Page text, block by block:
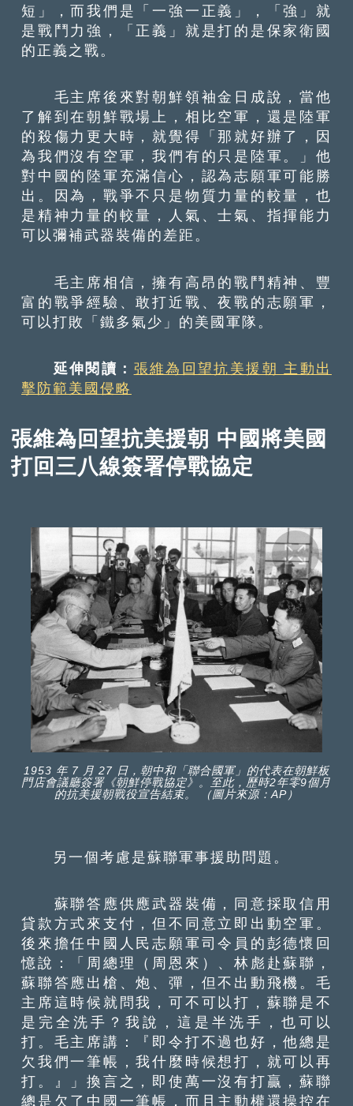
短」，而我們是「一強一正義」，「強」就
是戰鬥力強，「正義」就是打的是保家衛國
的正義之戰。
毛主席後來對朝鮮領袖金日成說，當他
了解到在朝鮮戰場上，相比空軍，還是陸軍
的殺傷力更大時，就覺得「那就好辦了，因
為我們沒有空軍，我們有的只是陸軍。」他
對中國的陸軍充滿信心，認為志願軍可能勝
出。因為，戰爭不只是物質力量的較量，也
是精神力量的較量，人氣、士氣、指揮能力
可以彌補武器裝備的差距。
毛主席相信，擁有高昂的戰鬥精神、豐
富的戰爭經驗、敢打近戰、夜戰的志願軍，
可以打敗「鐵多氣少」的美國軍隊。
延伸閱讀： 張維為回望抗美援朝 主動出
擊防範美國侵略
張維為回望抗美援朝 中國將美國
打回三八線簽署停戰協定
1953 年 7 月 27 日，朝中和「聯合國軍」的代表在朝鮮板
門店會議廳簽署《朝鮮停戰協定》。至此，歷時2年零9個月
的抗美援朝戰役宣告結束。 （圖片來源：AP）
另一個考慮是蘇聯軍事援助問題。
蘇聯答應供應武器裝備，同意採取信用
貸款方式來支付，但不同意立即出動空軍。
後來擔任中國人民志願軍司令員的彭德懷回
憶說：「周總理（周恩來）、林彪赴蘇聯，
蘇聯答應出槍、炮、彈，但不出動飛機。毛
主席這時候就問我，可不可以打，蘇聯是不
是完全洗手？我說，這是半洗手，也可以
打。毛主席講：『即令打不過也好，他總是
欠我們一筆帳，我什麼時候想打，就可以再
打。』」換言之，即使萬一沒有打贏，蘇聯
總是欠了中國一筆帳，而且主動權還操控在